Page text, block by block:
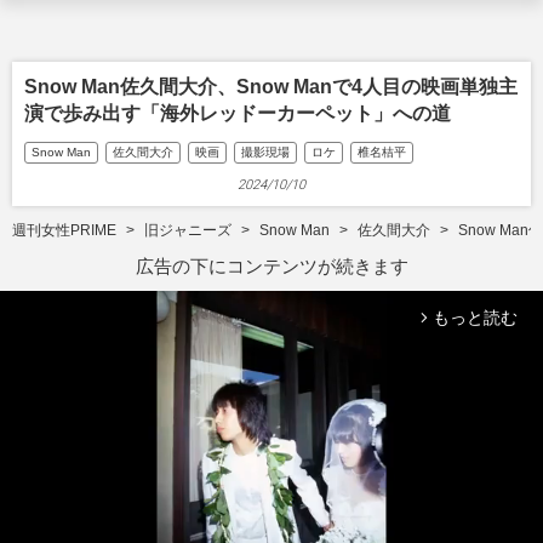
Snow Man佐久間大介、Snow Manで4人目の映画単独主
演で歩み出す「海外レッドーカーペット」への道
Snow Man 佐久間大介 映画 撮影現場 ロケ 椎名桔平
2024/10/10
週刊女性PRIME 旧ジャニーズ Snow Man 佐久間大介 Snow Man
広告の下にコンテンツが続きます
arrow_forward_ios もっと読む